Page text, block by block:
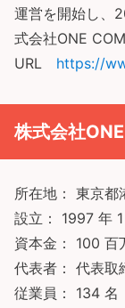
運営を開始し、
式会社ONE
URL https://
株式会社
所在地： 東京
設立： 1997 年
資本金： 100 百
代表者： 代表
従業員： 134